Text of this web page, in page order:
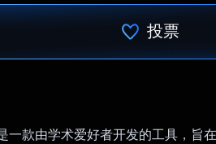
投票
一款由学术爱好者开发的工具，旨